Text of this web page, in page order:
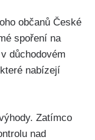
občanů České
spoření na
důchodovém
nabízejí
Zatímco
nad